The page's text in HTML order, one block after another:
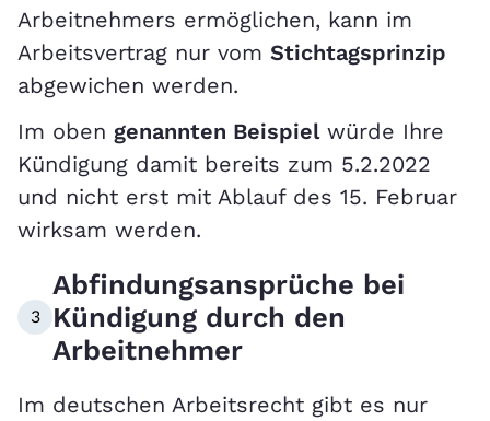
Arbeitnehmers ermöglichen, kann im
Arbeitsvertrag nur vom Stichtagsprinzip
abgewichen werden.
Im oben genannten Beispielwürde Ihre
Kündigung damit bereits zum 5.2.2022
und nicht erst mit Ablauf des 15. Februar
wirksam werden.
3
Abfindungsansprüche bei
Kündigung durch den
Arbeitnehmer
Im deutschen Arbeitsrecht gibt es nur